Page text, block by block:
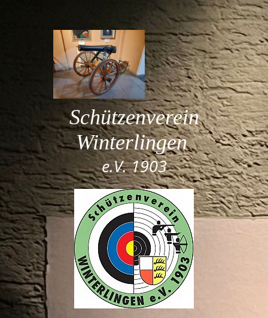
Schützenverein
Winterlingen
e.V. 1903